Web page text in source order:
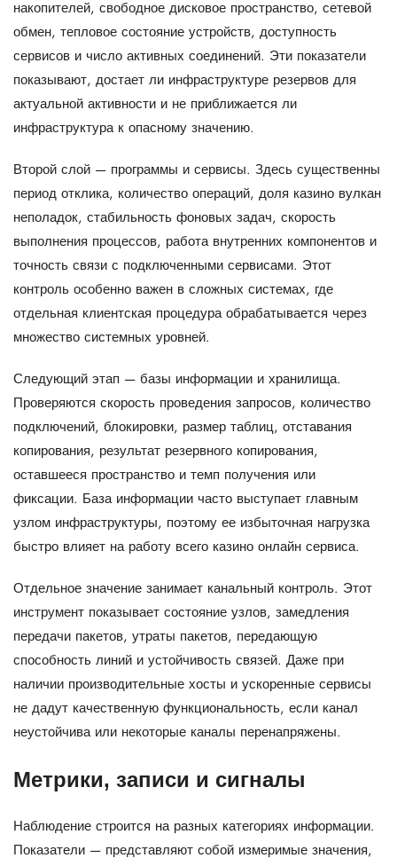
накопителей, свободное дисковое пространство, сетевой
обмен, тепловое состояние устройств, доступность
сервисов и число активных соединений. Эти показатели
показывают, достает ли инфраструктуре резервов для
актуальной активности и не приближается ли
инфраструктура к опасному значению.
Второй слой — программы и сервисы. Здесь существенны
период отклика, количество операций, доля казино вулкан
неполадок, стабильность фоновых задач, скорость
выполнения процессов, работа внутренних компонентов и
точность связи с подключенными сервисами. Этот
контроль особенно важен в сложных системах, где
отдельная клиентская процедура обрабатывается через
множество системных уровней.
Следующий этап — базы информации и хранилища.
Проверяются скорость проведения запросов, количество
подключений, блокировки, размер таблиц, отставания
копирования, результат резервного копирования,
оставшееся пространство и темп получения или
фиксации. База информации часто выступает главным
узлом инфраструктуры, поэтому ее избыточная нагрузка
быстро влияет на работу всего казино онлайн сервиса.
Отдельное значение занимает канальный контроль. Этот
инструмент показывает состояние узлов, замедления
передачи пакетов, утраты пакетов, передающую
способность линий и устойчивость связей. Даже при
наличии производительные хосты и ускоренные сервисы
не дадут качественную функциональность, если канал
неустойчива или некоторые каналы перенапряжены.
Метрики, записи и сигналы
Наблюдение строится на разных категориях информации.
Показатели — представляют собой измеримые значения,